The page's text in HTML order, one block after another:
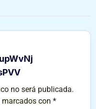
no será publicada.
con *